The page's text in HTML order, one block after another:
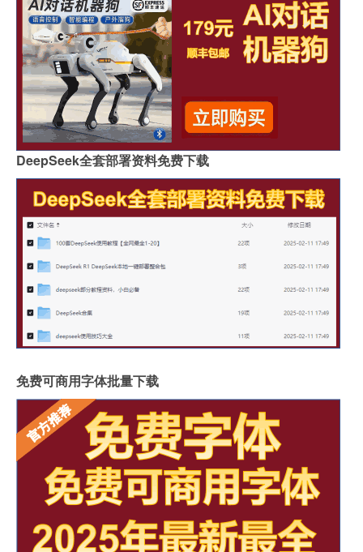
DeepSeek全套部署资料免费下载
免费可商用字体批量下载